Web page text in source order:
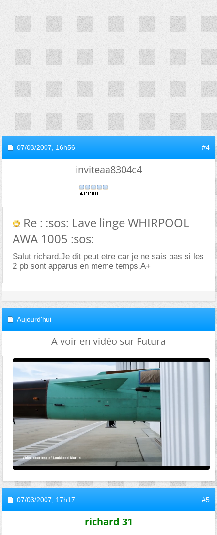
07/03/2007, 16h56 #4
inviteaa8304c4
Re : :sos: Lave linge WHIRPOOL
AWA 1005 :sos:
Salut richard.Je dit peut etre car je ne sais pas si les
2 pb sont apparus en meme temps.A+
Aujourd'hui
A voir en vidéo sur Futura
07/03/2007, 17h17 #5
richard 31